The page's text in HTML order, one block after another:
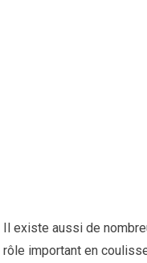
Il existe aussi de
rôle important en